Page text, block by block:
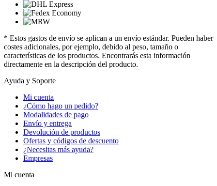
* Estos gastos de envío se aplican a un envío estándar. Pueden haber
costes adicionales, por ejemplo, debido al peso, tamaño o
características de los productos. Encontrarás esta información
directamente en la descripción del producto.
Ayuda y Soporte
Mi cuenta
¿Cómo hago un pedido?
Modalidades de pago
Envío y entrega
Devolución de productos
Ofertas y códigos de descuento
¿Necesitas más ayuda?
Empresas
Mi cuenta